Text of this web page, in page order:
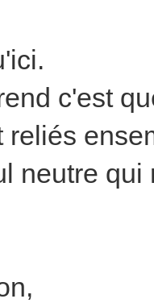
c'est
reliés
neutre